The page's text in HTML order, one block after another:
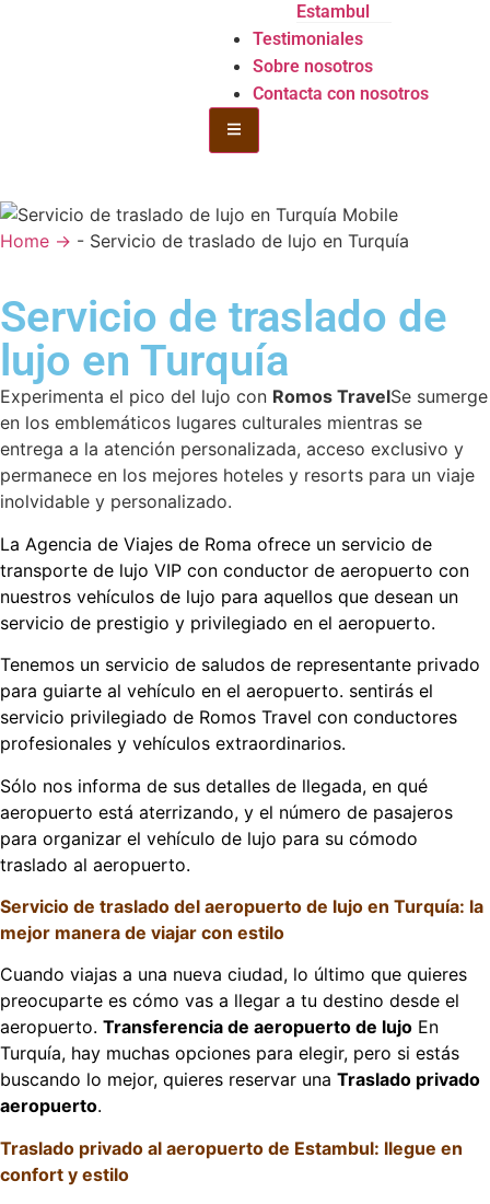
Estambul
Testimoniales
Sobre nosotros
Contacta con nosotros
Hamburgo Toggle Menu
Home → - Servicio de traslado de lujo en Turquía
Servicio de traslado de
lujo en Turquía
Experimenta el pico del lujo con Romos TravelSe sumerge
en los emblemáticos lugares culturales mientras se
entrega a la atención personalizada, acceso exclusivo y
permanece en los mejores hoteles y resorts para un viaje
inolvidable y personalizado.
La Agencia de Viajes de Roma ofrece un servicio de
transporte de lujo VIP con conductor de aeropuerto con
nuestros vehículos de lujo para aquellos que desean un
servicio de prestigio y privilegiado en el aeropuerto.
Tenemos un servicio de saludos de representante privado
para guiarte al vehículo en el aeropuerto. sentirás el
servicio privilegiado de Romos Travel con conductores
profesionales y vehículos extraordinarios.
Sólo nos informa de sus detalles de llegada, en qué
aeropuerto está aterrizando, y el número de pasajeros
para organizar el vehículo de lujo para su cómodo
traslado al aeropuerto.
Servicio de traslado del aeropuerto de lujo en Turquía: la
mejor manera de viajar con estilo
Cuando viajas a una nueva ciudad, lo último que quieres
preocuparte es cómo vas a llegar a tu destino desde el
aeropuerto. Transferencia de aeropuerto de lujo En
Turquía, hay muchas opciones para elegir, pero si estás
buscando lo mejor, quieres reservar una Traslado privado
aeropuerto.
Traslado privado al aeropuerto de Estambul: llegue en
confort y estilo